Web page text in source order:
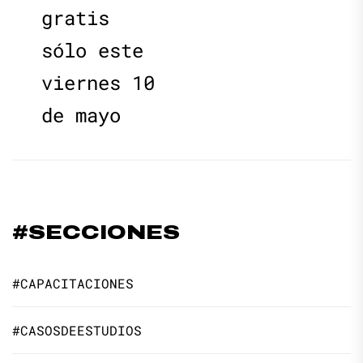
gratis
sólo este
viernes 10
de mayo
#SECCIONES
#CAPACITACIONES
#CASOSDEESTUDIOS